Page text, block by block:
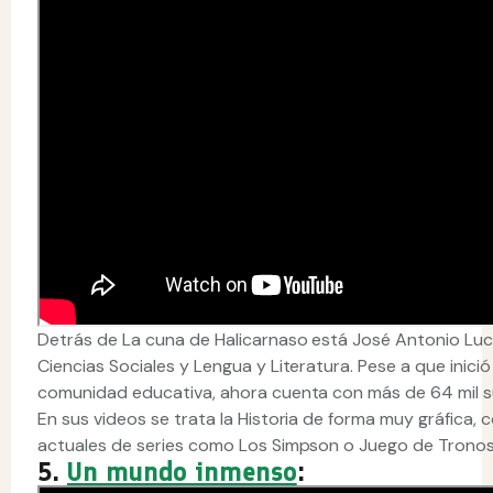
Detrás de La cuna de Halicarnaso está José Antonio
Ciencias Sociales y Lengua y Literatura. Pese a que
comunidad educativa, ahora cuenta con más de 64 mil
En sus videos se trata la Historia de forma muy gráfica,
actuales de series como Los Simpson o Juego de
5. Un mundo inmenso: